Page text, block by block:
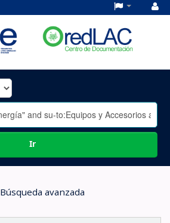
Ir
Búsqueda avanzada